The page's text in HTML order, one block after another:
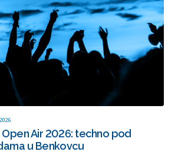
Open Air 2026: techno pod
u Benkovcu